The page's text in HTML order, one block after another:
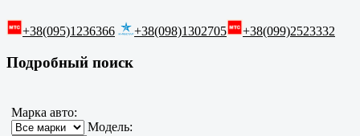
+38(095)1236366 +38(098)1302705 +38(099)2523332
Подробный поиск
Марка авто:
Модель: